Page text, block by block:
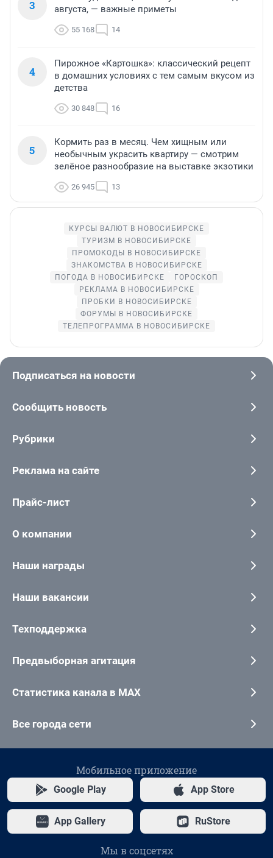
3
августа, — важные приметы
55 168 14
4
Пирожное «Картошка»: классический рецепт
в домашних условиях с тем самым вкусом из
детства
30 848 16
5
Кормить раз в месяц. Чем хищным или
необычным украсить квартиру — смотрим
зелёное разнообразие на выставке экзотики
26 945 13
КУРСЫ ВАЛЮТ В НОВОСИБИРСКЕ
ТУРИЗМ В НОВОСИБИРСКЕ
ПРОМОКОДЫ В НОВОСИБИРСКЕ
ЗНАКОМСТВА В НОВОСИБИРСКЕ
ПОГОДА В НОВОСИБИРСКЕ
ГОРОСКОП
РЕКЛАМА В НОВОСИБИРСКЕ
ПРОБКИ В НОВОСИБИРСКЕ
ФОРУМЫ В НОВОСИБИРСКЕ
ТЕЛЕПРОГРАММА В НОВОСИБИРСКЕ
Подписаться на новости
Сообщить новость
Рубрики
Реклама на сайте
Прайс-лист
О компании
Наши награды
Наши вакансии
Техподдержка
Предвыборная агитация
Статистика канала в MAX
Все города сети
Мобильное приложение
Google Play App Store
App Gallery RuStore
Мы в соцсетях